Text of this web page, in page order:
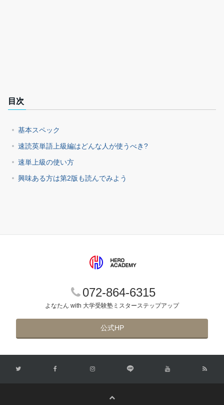
目次
基本スペック
速読英単語上級編はどんな人が使うべき?
速単上級の使い方
興味ある方は第2版も読んでみよう
072-864-6315
よなたん with 大学受験塾ミスターステップアップ
公式HP